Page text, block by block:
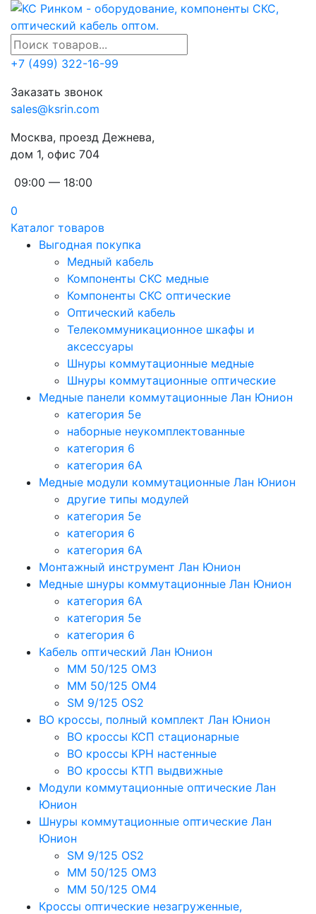
+7 (499) 322-16-99
Заказать звонок
sales@ksrin.com
Москва, проезд Дежнева,
дом 1, офис 704
09:00 — 18:00
0
Каталог товаров
Выгодная покупка
Медный кабель
Компоненты СКС медные
Компоненты СКС оптические
Оптический кабель
Телекоммуникационное шкафы и
аксессуары
Шнуры коммутационные медные
Шнуры коммутационные оптические
Медные панели коммутационные Лан Юнион
категория 5e
наборные неукомплектованные
категория 6
категория 6A
Медные модули коммутационные Лан Юнион
другие типы модулей
категория 5е
категория 6
категория 6A
Монтажный инструмент Лан Юнион
Медные шнуры коммутационные Лан Юнион
категория 6A
категория 5e
категория 6
Кабель оптический Лан Юнион
MM 50/125 OM3
MM 50/125 OM4
SM 9/125 OS2
ВО кроссы, полный комплект Лан Юнион
ВО кроссы КСП стационарные
ВО кроссы КРН настенные
ВО кроссы КТП выдвижные
Модули коммутационные оптические Лан
Юнион
Шнуры коммутационные оптические Лан
Юнион
SM 9/125 OS2
MM 50/125 OM3
MM 50/125 OM4
Кроссы оптические незагруженные,